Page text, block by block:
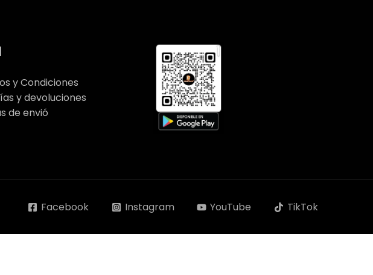
y Condiciones
y devoluciones
de envió
Facebook Instagram YouTube TikTok